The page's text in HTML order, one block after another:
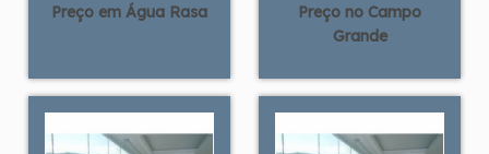
Preço em Água Rasa
Preço no Campo
Grande